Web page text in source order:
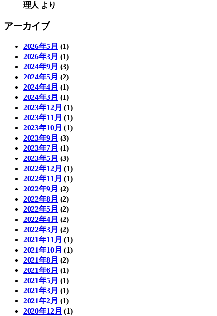
理人 より
アーカイブ
2026年5月 (1)
2026年3月 (1)
2024年9月 (3)
2024年5月 (2)
2024年4月 (1)
2024年3月 (1)
2023年12月 (1)
2023年11月 (1)
2023年10月 (1)
2023年9月 (3)
2023年7月 (1)
2023年5月 (3)
2022年12月 (1)
2022年11月 (1)
2022年9月 (2)
2022年8月 (2)
2022年5月 (2)
2022年4月 (2)
2022年3月 (2)
2021年11月 (1)
2021年10月 (1)
2021年8月 (2)
2021年6月 (1)
2021年5月 (1)
2021年3月 (1)
2021年2月 (1)
2020年12月 (1)